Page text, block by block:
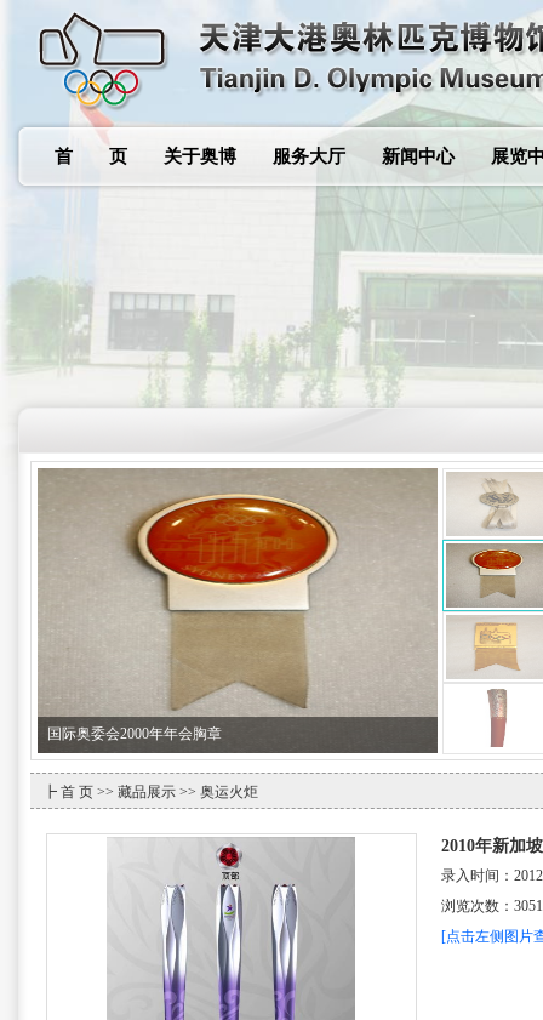
首 页 关于奥博 服务大厅 新闻中心 展览
国际奥委会1984年年会胸章
┣ 首 页 >> 藏品展示 >> 奥运火炬
2010年新加
录入时间：
浏览次数： 3051
[点击左侧图片